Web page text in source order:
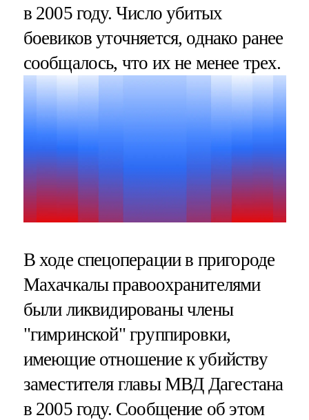
в 2005 году. Число убитых
боевиков уточняется, однако ранее
сообщалось, что их не менее трех.
В ходе спецоперации в пригороде
Махачкалы правоохранителями
были ликвидированы члены
"гимринской" группировки,
имеющие отношение к убийству
заместителя главы МВД Дагестана
в 2005 году. Сообщение об этом